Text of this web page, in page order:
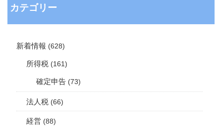
カテゴリー
新着情報 (628)
所得税 (161)
確定申告 (73)
法人税 (66)
経営 (88)